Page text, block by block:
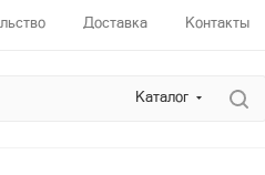
Доставка Контакты
Каталог